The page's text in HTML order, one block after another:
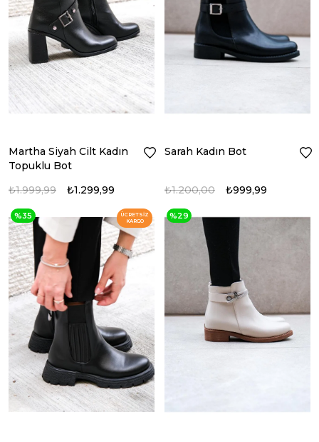
Martha Siyah Cilt Kadın
Topuklu Bot
₺1.299,99
₺1.999,99
Sarah Kadın Bot
₺999,99
₺1.200,00
%35
ÜCRETSIZ
KARGO
%29